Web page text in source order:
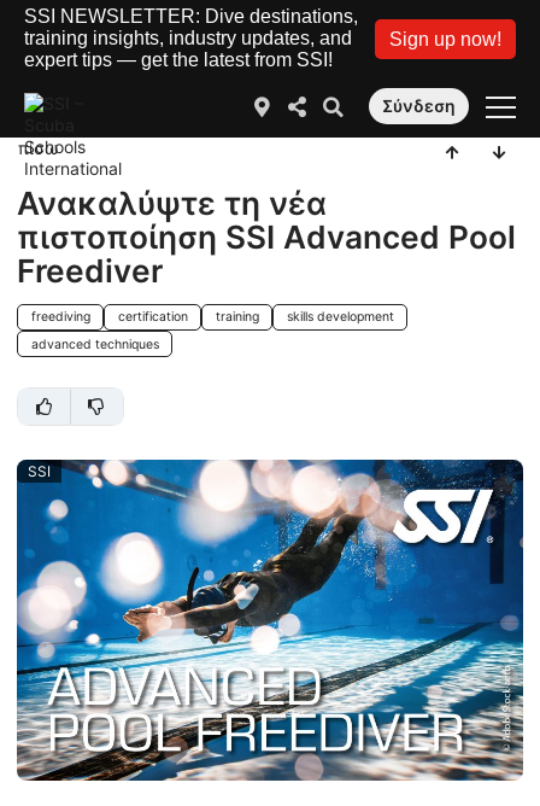
SSI NEWSLETTER: Dive destinations,
training insights, industry updates, and
expert tips — get the latest from SSI!
Sign up now!
Σύνδεση
πίσω
Ανακαλύψτε τη νέα
πιστοποίηση SSI Advanced Pool
Freediver
freediving certification training
skills development
advanced techniques
SSI